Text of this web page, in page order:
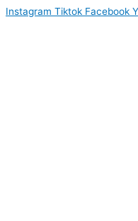
Instagram Tiktok Facebook